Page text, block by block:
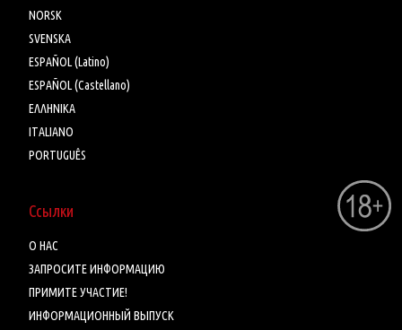
NORSK
SVENSKA
ESPAÑOL (Latino)
ESPAÑOL (Castellano)
ΕΛΛΗΝΙΚA
ITALIANO
PORTUGUÊS
Ссылки
О НАС
ЗАПРОСИТЕ ИНФОРМАЦИЮ
ПРИМИТЕ УЧАСТИЕ!
ИНФОРМАЦИОННЫЙ ВЫПУСК